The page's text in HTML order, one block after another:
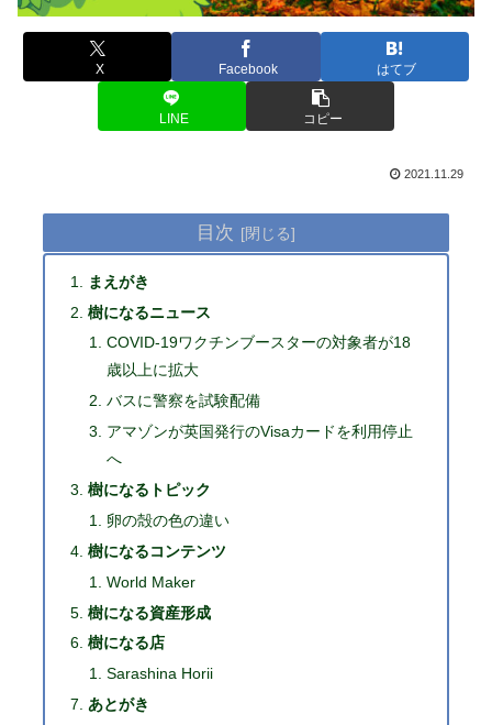
X Facebook はてブ
LINE コピー
2021.11.29
目次
まえがき
樹になるニュース
COVID-19ワクチンブースターの対象者が18
歳以上に拡大
バスに警察を試験配備
アマゾンが英国発行のVisaカードを利用停止
へ
樹になるトピック
卵の殻の色の違い
樹になるコンテンツ
World Maker
樹になる資産形成
樹になる店
Sarashina Horii
あとがき